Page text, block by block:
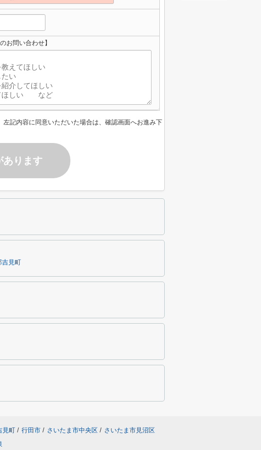
お問い合わせ】
左記内容に同意いただいた場合は、確認画面へお進み下
あります
見町
見町 / 行田市 / さいたま市中央区 / さいたま市見沼区